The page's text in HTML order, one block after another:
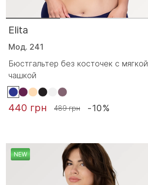
Elita
Мод. 241
Бюстгальтер без косточек с мягкой
чашкой
440 грн 489 грн -10%
NEW